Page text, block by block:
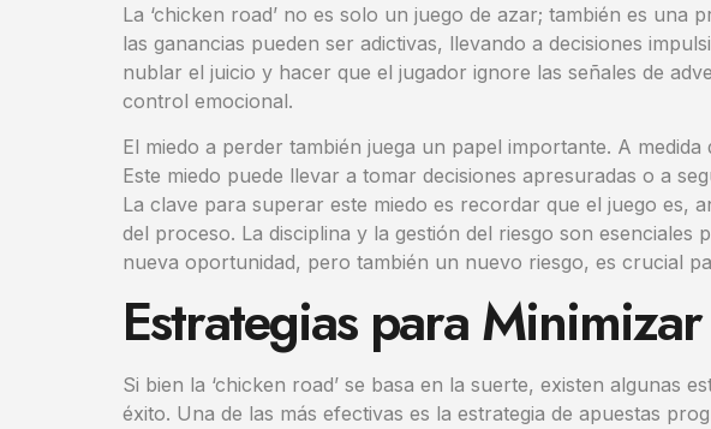
La ‘chicken road’ no es solo un juego de azar; también es
las ganancias pueden ser adictivas, llevando a decisiones
nublar el juicio y hacer que el jugador ignore las señales de
control emocional.
El miedo a perder también juega un papel importante. A
Este miedo puede llevar a tomar decisiones apresuradas o a
La clave para superar este miedo es recordar que el juego es,
del proceso. La disciplina y la gestión del riesgo son
nueva oportunidad, pero también un nuevo riesgo, es crucial
Estrategias para Minimizar
Si bien la ‘chicken road’ se basa en la suerte, existen algunas
éxito. Una de las más efectivas es la estrategia de apuestas